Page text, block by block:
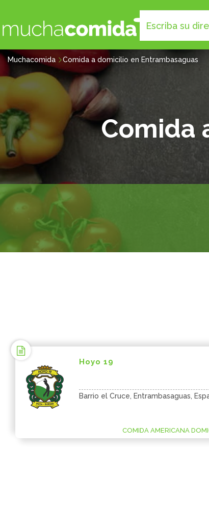
Muchacomida Comida a domicilio en Entrambasaguas
Comida
Hoyo 19
Barrio el Cruce, Entrambasaguas,
COMIDA AMERICANA